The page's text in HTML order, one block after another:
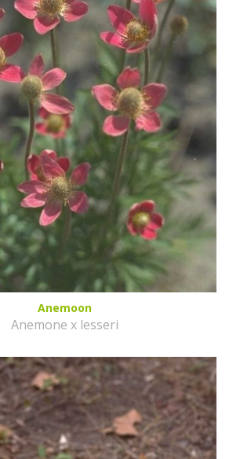
Anemoon
Anemone x lesseri